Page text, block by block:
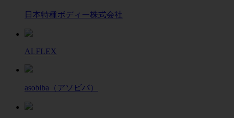
日本特種ボディー株式会社
ALFLEX
asobiba（アソビバ）